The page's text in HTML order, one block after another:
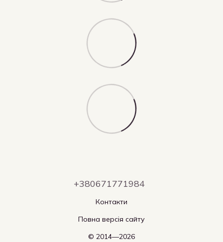
+380671771984
Контакти
Повна версія сайту
© 2014—2026